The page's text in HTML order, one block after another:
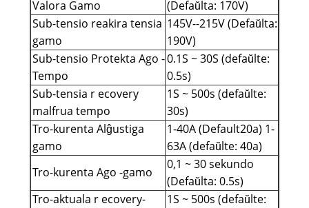
Valora Gamo
(Defaŭlta: 170V)
Sub-tensio reakira tensia
gamo
145V--215V (Defaŭlta:
190V)
Sub-tensio Protekta Ago -
Tempo
0.1S ~ 30S (defaŭlte:
0.5s)
Sub-tensia r ecovery
malfrua tempo
1S ~ 500s (defaŭlte:
30s)
Tro-kurenta Alĝustiga
gamo
1-40A (Default20a) 1-
63A (defaŭlte: 40a)
Tro-kurenta Ago -gamo
0,1 ~ 30 sekundo
(Defaŭlta: 0.5s)
Tro-aktuala r ecovery-
1S ~ 500s (defaŭlte: